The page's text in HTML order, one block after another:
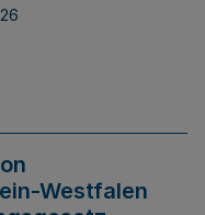
Westfalen